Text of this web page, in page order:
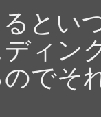
とい
ィン
のでそ